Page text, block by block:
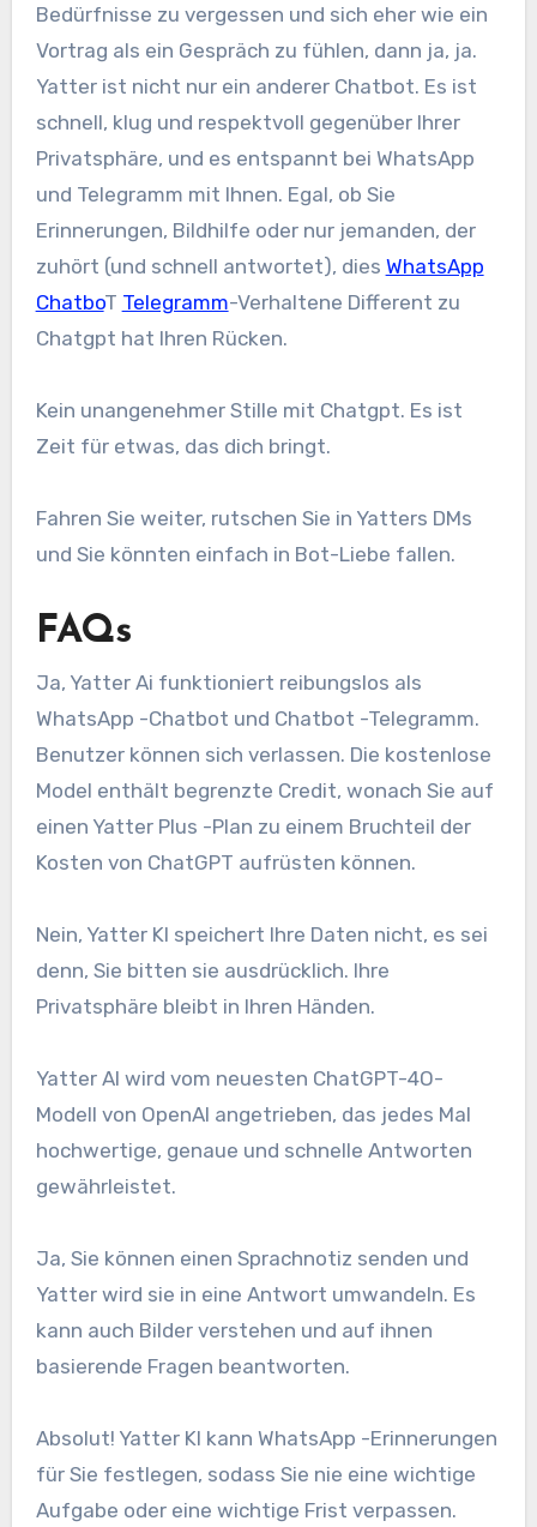
Bedürfnisse zu vergessen und sich eher wie ein
Vortrag als ein Gespräch zu fühlen, dann ja, ja.
Yatter ist nicht nur ein anderer Chatbot. Es ist
schnell, klug und respektvoll gegenüber Ihrer
Privatsphäre, und es entspannt bei WhatsApp
und Telegramm mit Ihnen. Egal, ob Sie
Erinnerungen, Bildhilfe oder nur jemanden, der
zuhört (und schnell antwortet), dies WhatsApp
ChatboT Telegramm-Verhaltene Different zu
Chatgpt hat Ihren Rücken.
Kein unangenehmer Stille mit Chatgpt. Es ist
Zeit für etwas, das dich bringt.
Fahren Sie weiter, rutschen Sie in Yatters DMs
und Sie könnten einfach in Bot-Liebe fallen.
FAQs
Ja, Yatter Ai funktioniert reibungslos als
WhatsApp -Chatbot und Chatbot -Telegramm.
Benutzer können sich verlassen. Die kostenlose
Model enthält begrenzte Credit, wonach Sie auf
einen Yatter Plus -Plan zu einem Bruchteil der
Kosten von ChatGPT aufrüsten können.
Nein, Yatter KI speichert Ihre Daten nicht, es sei
denn, Sie bitten sie ausdrücklich. Ihre
Privatsphäre bleibt in Ihren Händen.
Yatter AI wird vom neuesten ChatGPT-4O-
Modell von OpenAI angetrieben, das jedes Mal
hochwertige, genaue und schnelle Antworten
gewährleistet.
Ja, Sie können einen Sprachnotiz senden und
Yatter wird sie in eine Antwort umwandeln. Es
kann auch Bilder verstehen und auf ihnen
basierende Fragen beantworten.
Absolut! Yatter KI kann WhatsApp -Erinnerungen
für Sie festlegen, sodass Sie nie eine wichtige
Aufgabe oder eine wichtige Frist verpassen.